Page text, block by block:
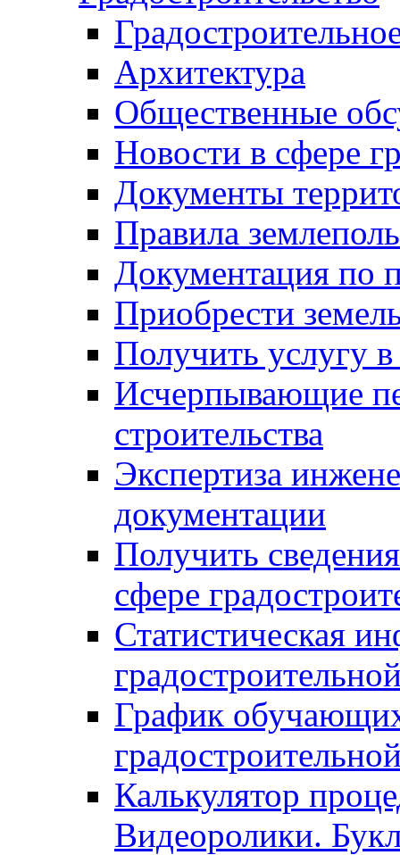
Архитектура
Общественные
Новости в сфере
Документы
Правила
Документация по
Приобрести
Получить услугу в
Исчерпывающие
строительства
Экспертиза
документации
Получить
сфере
Статистическая
График
Калькулятор
Видеоролики.